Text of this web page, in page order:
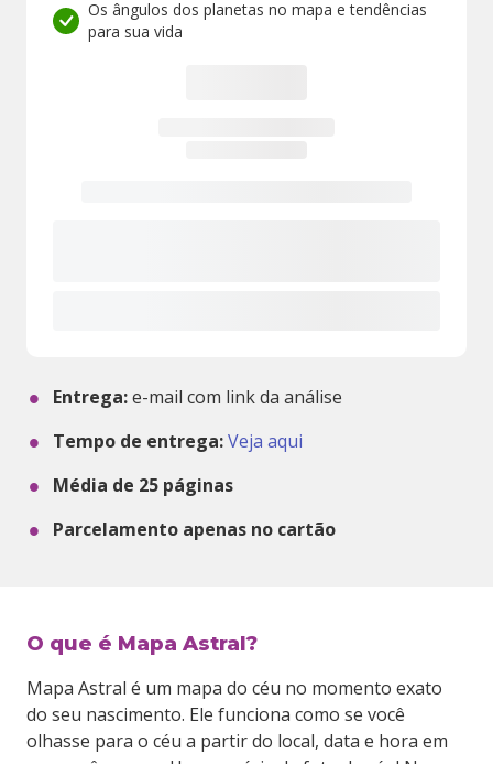
Os ângulos dos planetas no mapa e tendências
para sua vida
Entrega:e-mail com link da análise
Tempo de entrega:Veja aqui
Média de 25 páginas
Parcelamento apenas no cartão
O que é Mapa Astral?
Mapa Astral é um mapa do céu no momento exato
do seu nascimento. Ele funciona como se você
olhasse para o céu a partir do local, data e hora em